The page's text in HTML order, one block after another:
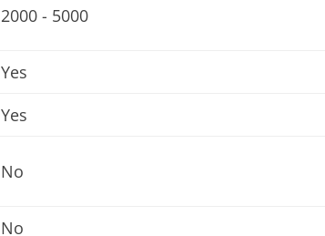
2000 - 5000
Yes
Yes
No
No